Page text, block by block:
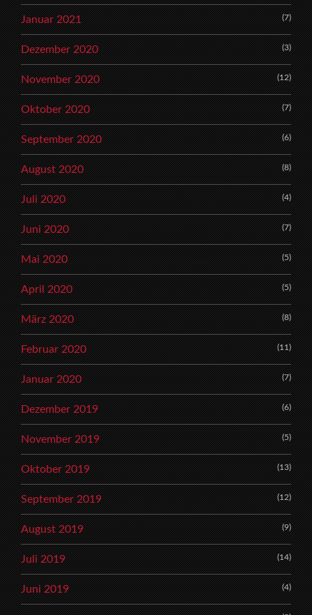
Januar 2021 (7)
Dezember 2020 (3)
November 2020 (12)
Oktober 2020 (7)
September 2020 (6)
August 2020 (8)
Juli 2020 (4)
Juni 2020 (7)
Mai 2020 (5)
April 2020 (5)
März 2020 (8)
Februar 2020 (11)
Januar 2020 (7)
Dezember 2019 (6)
November 2019 (5)
Oktober 2019 (13)
September 2019 (12)
August 2019 (9)
Juli 2019 (14)
Juni 2019 (4)